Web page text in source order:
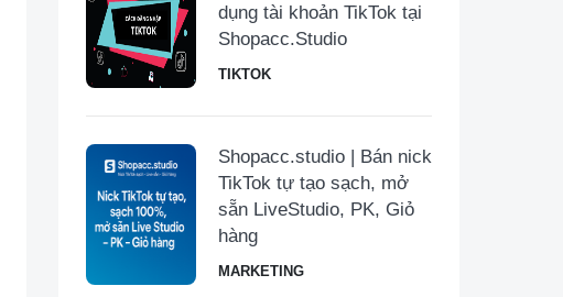
dụng tài khoản TikTok tại
Shopacc.Studio
TIKTOK
Shopacc.studio | Bán nick
TikTok tự tạo sạch, mở
sẵn LiveStudio, PK, Giỏ
hàng
MARKETING